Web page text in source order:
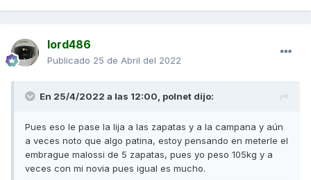
lord486
Publicado 25 de Abril del 2022
En 25/4/2022 a las 12:00, polnet dijo:
Pues eso le pase la lija a las zapatas y a la campana y aún
a veces noto que algo patina, estoy pensando en meterle el
embrague malossi de 5 zapatas, pues yo peso 105kg y a
veces con mi novia pues igual es mucho.